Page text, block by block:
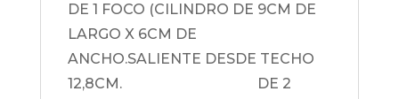
DE 1 FOCO (CILINDRO DE 9CM DE
LARGO X 6CM DE
ANCHO.SALIENTE DESDE TECHO
12,8CM. DE 2